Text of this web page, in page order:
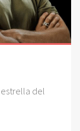
estrella del